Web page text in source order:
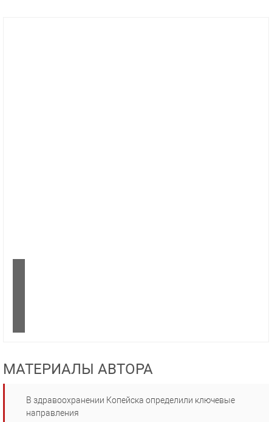
МАТЕРИАЛЫ АВТОРА
В здравоохранении Копейска определили ключевые
направления